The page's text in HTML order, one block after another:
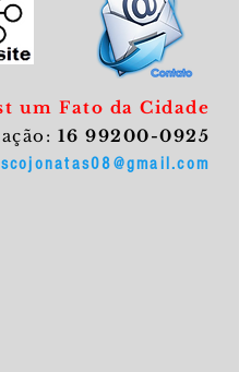
um Fato da Cidade
16 99200-0925